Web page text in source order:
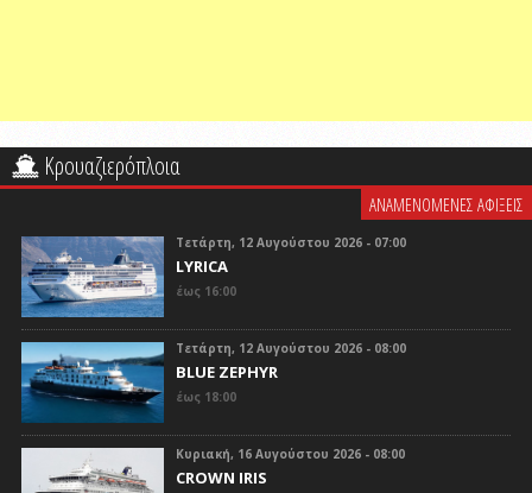
Κρουαζιερόπλοια
ΑΝΑΜΕΝΟΜΕΝΕΣ ΑΦΙΞΕΙΣ
Τετάρτη, 12 Αυγούστου 2026 - 07:00
LYRICA
έως 16:00
Τετάρτη, 12 Αυγούστου 2026 - 08:00
BLUE ZEPHYR
έως 18:00
Κυριακή, 16 Αυγούστου 2026 - 08:00
CROWN IRIS